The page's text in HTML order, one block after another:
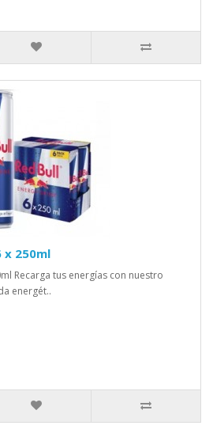
x 250ml
Recarga tus energías con nuestro
energét..